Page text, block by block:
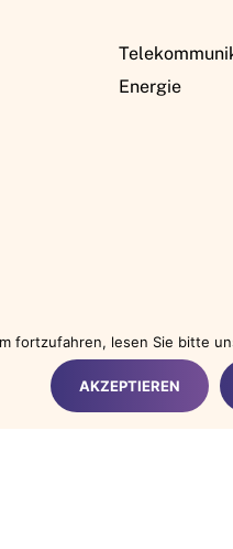
Energie
English
fortzufahren, lesen Sie bitte
AKZEPTIEREN